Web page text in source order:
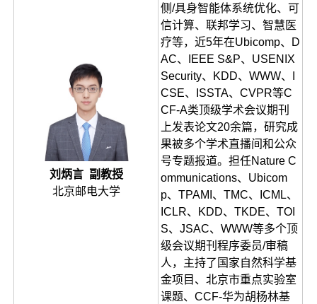
刘炳言 副教授
北京邮电大学
侧/具身智能体系统优化、可
信计算、联邦学习、智慧医
疗等，近5年在Ubicomp、D
AC、IEEE S&P、USENIX
Security、KDD、WWW、I
CSE、ISSTA、CVPR等C
CF-A类顶级学术会议期刊
上发表论文20余篇，研究成
果被多个学术直播间和公众
号专题报道。担任Nature C
ommunications、Ubicom
p、TPAMI、TMC、ICML、
ICLR、KDD、TKDE、TOI
S、JSAC、WWW等多个顶
级会议期刊程序委员/审稿
人，主持了国家自然科学基
金项目、北京市重点实验室
课题、CCF-华为胡杨林基